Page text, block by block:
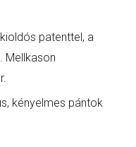
patenttel, a
Mellkason
kényelmes pántok